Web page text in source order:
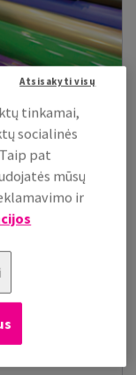
ir įrangos
tinkamai,
socialinės
pat
mūsų
ir
Atsisakyti visų